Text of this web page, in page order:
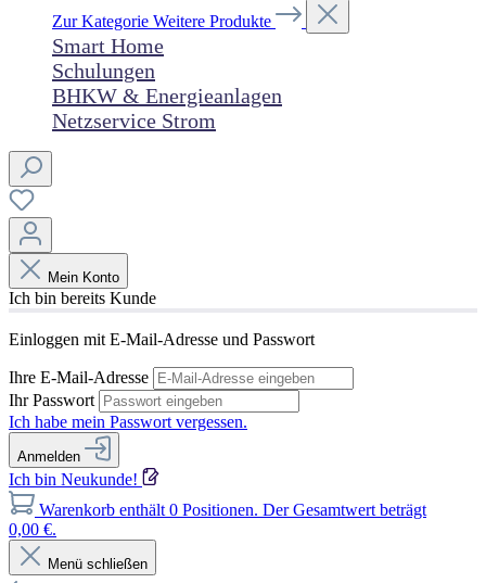
Zur Kategorie Weitere Produkte
Smart Home
Schulungen
BHKW & Energieanlagen
Netzservice Strom
Mein Konto
Ich bin bereits Kunde
Einloggen mit E-Mail-Adresse und Passwort
Ihre E-Mail-Adresse
Ihr Passwort
Ich habe mein Passwort vergessen.
Anmelden
Ich bin Neukunde!
Warenkorb enthält 0 Positionen. Der Gesamtwert beträgt
0,00 €.
Menü schließen